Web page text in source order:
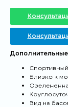
Близко к
Вид на